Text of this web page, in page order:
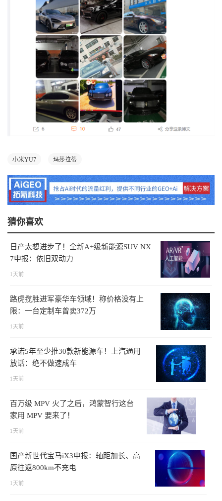
小米YU7 玛莎拉蒂
猜你喜欢
日产太想进步了！全新A+级新能源SUV NX
7申报：依旧双动力
1天前
路虎揽胜进军豪华车领域！称价格没有上
限：一台定制车曾卖372万
1天前
承诺5年至少推30款新能源车！上汽通用
放话：绝不做速成车
1天前
百万级 MPV 火了之后，鸿蒙智行这台
家用 MPV 要来了！
1天前
国产新世代宝马iX3申报：轴距加长、高
原往返800km不充电
1天前